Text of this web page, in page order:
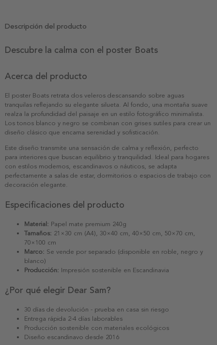
Descripción del producto
Descubre la calma con el poster Boats
Acerca del producto
El poster Boats retrata dos veleros descansando sobre aguas
tranquilas reflejando su elegante silueta. Al fondo, una montaña suave
realza la profundidad del paisaje en un estilo fotográfico minimalista.
Los tonos blanco y negro se combinan con grises sutiles para crear un
diseño clásico que encarna serenidad y sofisticación.
Este diseño transmite una sensación de calma y reflexión, perfecto
para interiores que buscan equilibrio y tranquilidad. Ideal para hogares
con estilos modernos, escandinavos o náuticos, se adapta
perfectamente a salas de estar, dormitorios o espacios de trabajo con
decoración elegante.
Especificaciones del producto
Material: Papel mate premium 240g
Tamaños: 21×30 cm (A4), 30×40 cm, 40×50 cm, 50×70 cm,
70×100 cm
Marco: Se vende por separado (disponible en roble, negro y
blanco)
Producción: Impresión sostenible en Escandinavia
¿Por qué elegir Dear Sam?
30 días de devolución - prueba en casa sin riesgo
Entrega rápida 2-4 días laborables
Producción sostenible con materiales ecológicos
Diseño escandinavo desde 2016